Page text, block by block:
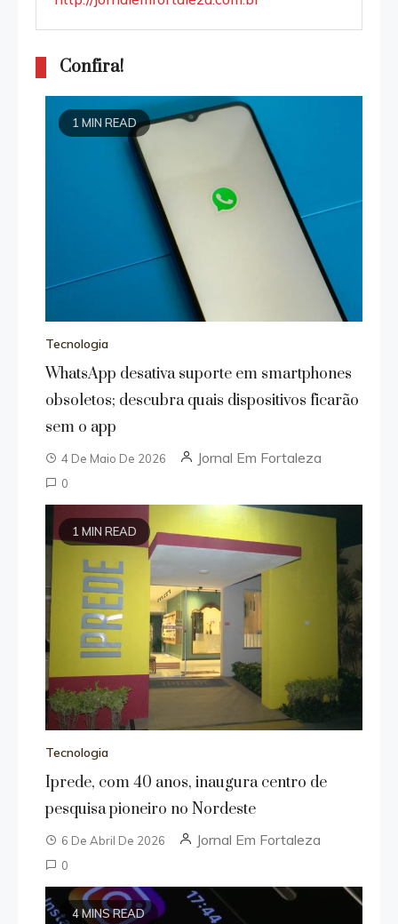
Confira!
1 MIN READ
Tecnologia
WhatsApp desativa suporte em smartphones
obsoletos; descubra quais dispositivos ficarão
sem o app
4 De Maio De 2026 Jornal Em Fortaleza
0
1 MIN READ
Tecnologia
Iprede, com 40 anos, inaugura centro de
pesquisa pioneiro no Nordeste
6 De Abril De 2026 Jornal Em Fortaleza
0
4 MINS READ